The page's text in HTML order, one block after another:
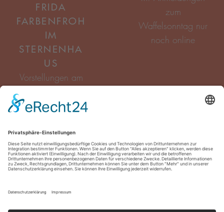
FRIDA
FARBENFROH
IM
STERNENHA
US